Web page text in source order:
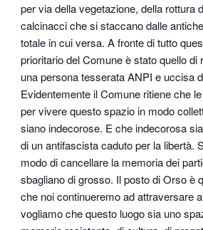
per via della vegetazione, della rottura
calcinacci che si staccano dalle
totale in cui versa. A fronte di tutto
prioritario del Comune è stato quello di
una persona tesserata ANPI e uccisa
Evidentemente il Comune ritiene che
per vivere questo spazio in modo
siano indecorose. E che indecorosa
di un antifascista caduto per la libertà.
modo di cancellare la memoria dei
sbagliano di grosso. Il posto di Orso è
che noi continueremo ad attraversare
vogliamo che questo luogo sia uno